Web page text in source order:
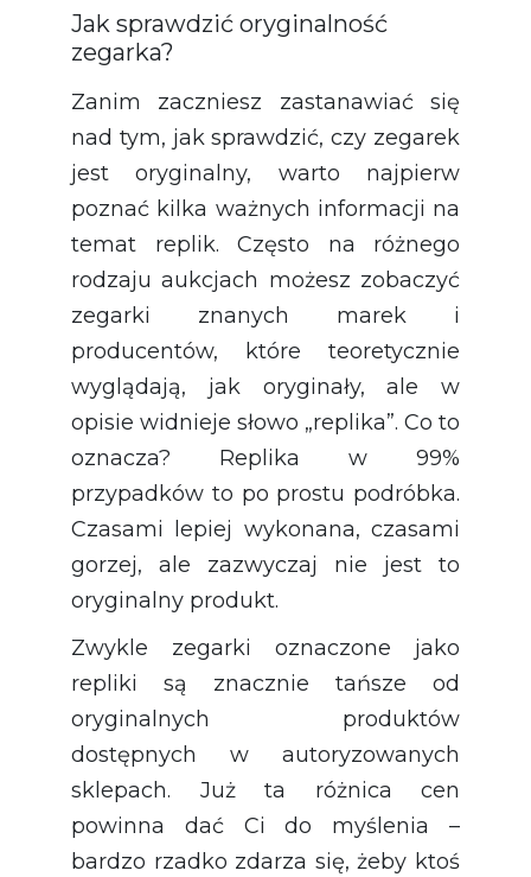
Jak sprawdzić oryginalność
zegarka?
Zanim zaczniesz zastanawiać się
nad tym, jak sprawdzić, czy zegarek
jest oryginalny, warto najpierw
poznać kilka ważnych informacji na
temat replik. Często na różnego
rodzaju aukcjach możesz zobaczyć
zegarki znanych marek i
producentów, które teoretycznie
wyglądają, jak oryginały, ale w
opisie widnieje słowo „replika”. Co to
oznacza? Replika w 99%
przypadków to po prostu podróbka.
Czasami lepiej wykonana, czasami
gorzej, ale zazwyczaj nie jest to
oryginalny produkt.
Zwykle zegarki oznaczone jako
repliki są znacznie tańsze od
oryginalnych produktów
dostępnych w autoryzowanych
sklepach. Już ta różnica cen
powinna dać Ci do myślenia –
bardzo rzadko zdarza się, żeby ktoś